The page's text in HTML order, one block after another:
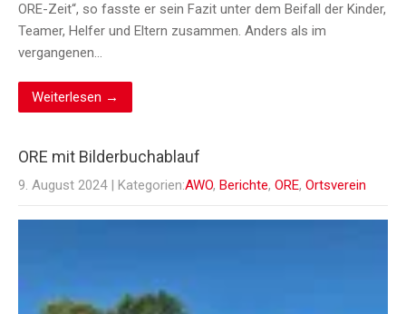
ORE-Zeit“, so fasste er sein Fazit unter dem Beifall der Kinder,
Teamer, Helfer und Eltern zusammen. Anders als im
vergangenen…
Weiterlesen →
ORE mit Bilderbuchablauf
9. August 2024 | Kategorien:AWO, Berichte, ORE, Ortsverein